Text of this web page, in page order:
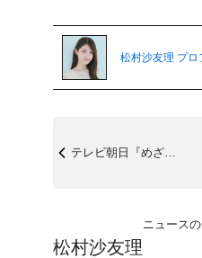
松村沙友理 プロ
テレビ朝日『めざせ!切り出し職人』3/7...
ニュース
松村沙友理